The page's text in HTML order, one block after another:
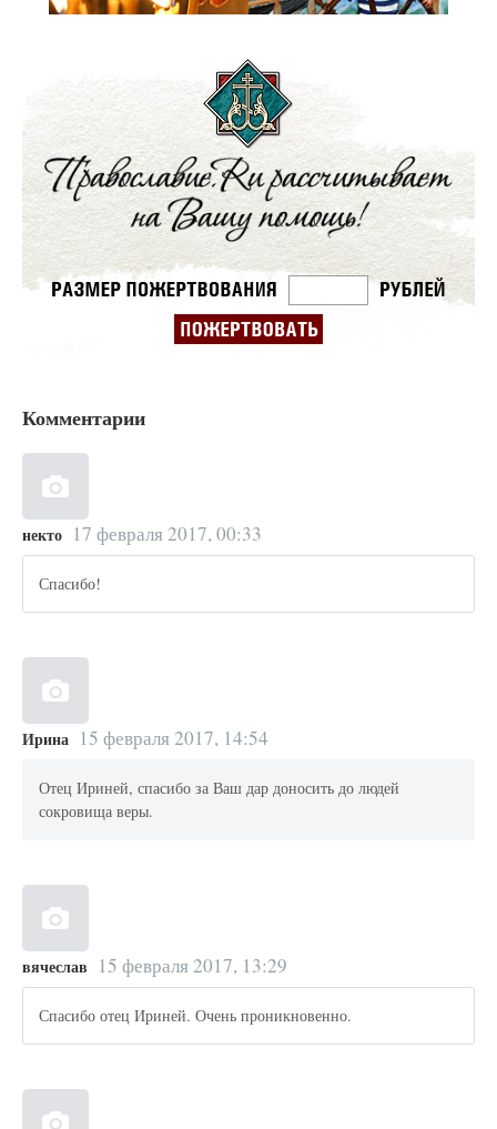
Комментарии
некто 17 февраля 2017, 00:33
Спасибо!
Ирина 15 февраля 2017, 14:54
Отец Ириней, спасибо за Ваш дар доносить до людей
сокровища веры.
вячеслав 15 февраля 2017, 13:29
Спасибо отец Ириней. Очень проникновенно.